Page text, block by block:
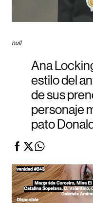
null
Ana
estilo del
de sus
personaje
pato